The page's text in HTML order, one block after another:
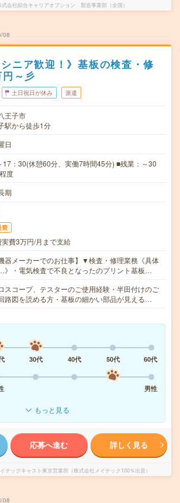
式会社綜合キャリアオプション 製造事業部（全国）
08
シニア歓迎！》基板の検査・修
～彡
土日祝日が休み 派遣
王子市
駅から徒歩1分
日
17：30(休憩60分、実働7時間45分) ■残業：～30
度
期
費
費3万円/月まで支給
器メーカーでのお仕事】▼検査・修理業務《具体
》・電気検査で不良となったのプリント基板…
スコープ、テスターのご使用経験・半田付けのご
路図を読める方・基板の細かい部品が見える…
30代 40代 50代
60代
男性
もっと見る
応募へ進む 詳しく見る
テックキャスト東京営業所（株式会社メイテック100％出資）
08